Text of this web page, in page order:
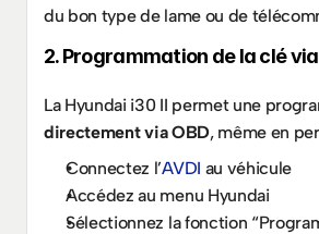
du bon type de lame ou de
2. Programmation de la clé
directement via OBD, même en
Connectez l’AVDI au véhicule
Accédez au menu Hyundai
Sélectionnez la fonction